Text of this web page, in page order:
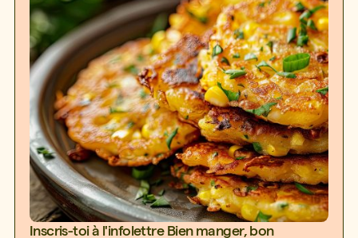
Inscris-toi à l'infolettre Bien manger, bon